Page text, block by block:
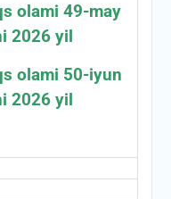
olami 49-may
2026 yil
olami 50-iyun
2026 yil